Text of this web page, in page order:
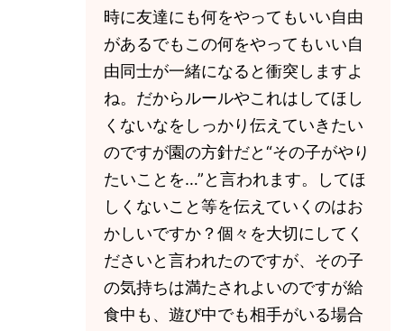
時に友達にも何をやってもいい自由
があるでもこの何をやってもいい自
由同士が一緒になると衝突しますよ
ね。だからルールやこれはしてほし
くないなをしっかり伝えていきたい
のですが園の方針だと“その子がやり
たいことを…”と言われます。してほ
しくないこと等を伝えていくのはお
かしいですか？個々を大切にしてく
ださいと言われたのですが、その子
の気持ちは満たされよいのですが給
食中も、遊び中でも相手がいる場合